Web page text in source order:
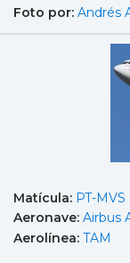
Foto por: Andrés
Matícula: PT-MVS
Aeronave: Airbus
Aerolínea: TAM